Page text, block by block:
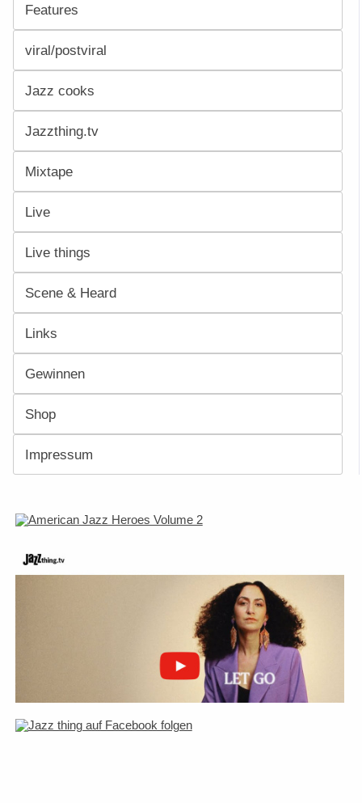
Features
viral/postviral
Jazz cooks
Jazzthing.tv
Mixtape
Live
Live things
Scene & Heard
Links
Gewinnen
Shop
Impressum